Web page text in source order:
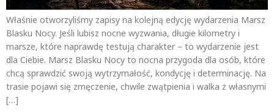
Właśnie otworzyliśmy zapisy na kolejną edycję wydarzenia Marsz
Blasku Nocy. Jeśli lubisz nocne wyzwania, długie kilometry i
marsze, które naprawdę testują charakter – to wydarzenie jest
dla Ciebie. Marsz Blasku Nocy to nocna przygoda dla osób, które
chcą sprawdzić swoją wytrzymałość, kondycję i determinację. Na
trasie pojawi się zmęczenie, chwile zwątpienia i walka z własnymi
[…]